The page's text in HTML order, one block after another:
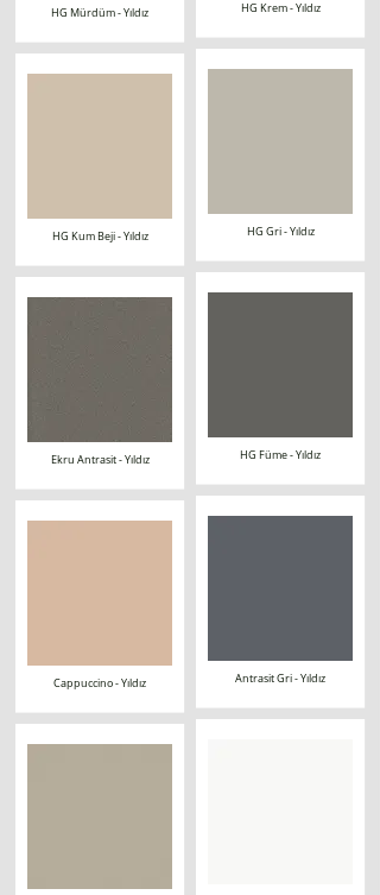
HG Mürdüm - Yıldız
HG Kum Beji - Yıldız
Ekru Antrasit - Yıldız
Cappuccino - Yıldız
HG Krem - Yıldız
HG Gri - Yıldız
HG Füme - Yıldız
Antrasit Gri - Yıldız